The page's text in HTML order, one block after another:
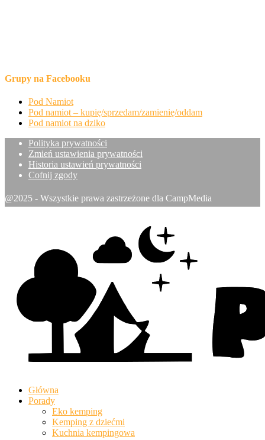
Grupy na Facebooku
Pod Namiot
Pod namiot – kupię/sprzedam/zamienię/oddam
Pod namiot na dziko
Polityka prywatności
Zmień ustawienia prywatności
Historia ustawień prywatności
Cofnij zgody
@2025 - Wszystkie prawa zastrzeżone dla CampMedia
Główna
Porady
Eko kemping
Kemping z dziećmi
Kuchnia kempingowa